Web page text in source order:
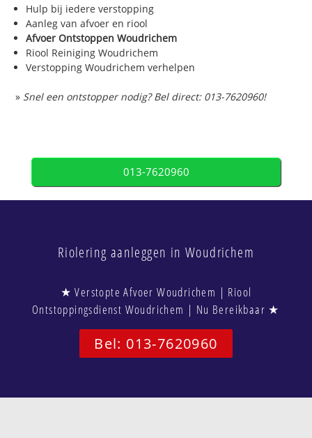
Hulp bij iedere verstopping
Aanleg van afvoer en riool
Afvoer Ontstoppen Woudrichem
Riool Reiniging Woudrichem
Verstopping Woudrichem verhelpen
» Snel een ontstopper nodig? Bel direct: 013-7620960!
013-7620960
Riolering aanleggen in Woudrichem
★ Verstopte Afvoer Woudrichem | Riool
Ontstoppingsdienst Woudrichem | Nu Bereikbaar ★
Bel: 013-7620960